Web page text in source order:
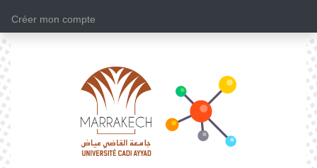
Créer mon compte